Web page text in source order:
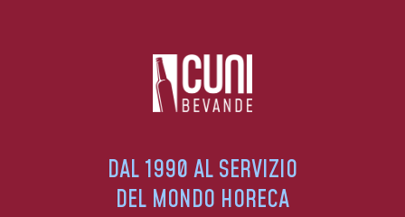
DAL 1990 AL SERVIZIO
DEL MONDO HORECA